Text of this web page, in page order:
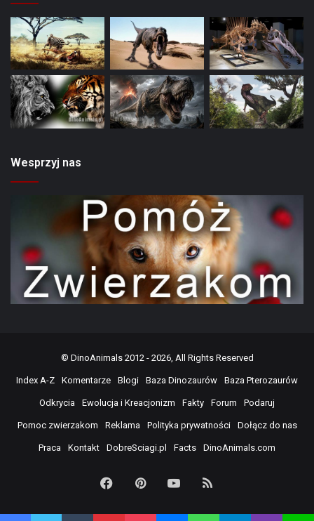
Wesprzyj nas
© DinoAnimals2012 - 2026, All Rights Reserved
Index A-Z Komentarze Blogi Baza Dinozaurów Baza Pterozaurów
Odkrycia Ewolucja i Kreacjonizm Fakty Forum Podaruj
Pomoc zwierzakom Reklama Polityka prywatności Dołącz do nas
Praca Kontakt DobreSciagi.pl Facts DinoAnimals.com
FacebookPinterestYouTube
RSS